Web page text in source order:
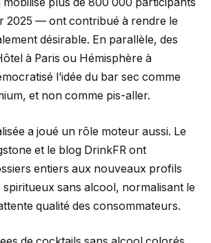
2025 — ont contribué à rendre le
désirable. En parallèle, des
à Paris ou Hémisphère à
l’idée du bar sec comme
et non comme pis-aller.
a joué un rôle moteur aussi. Le
et le blog DrinkFR ont
entiers aux nouveaux profils
spiritueux sans alcool, normalisant le
qualité des consommateurs.